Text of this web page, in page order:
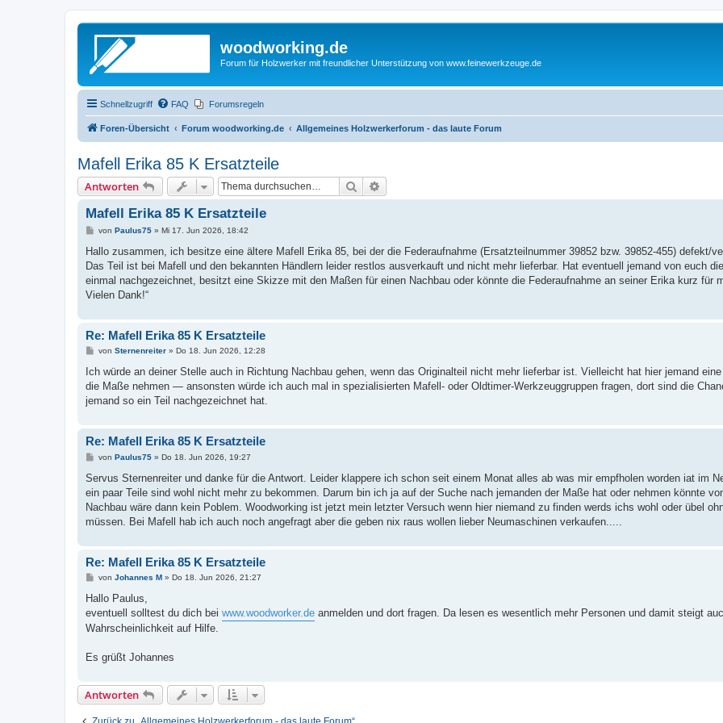
woodworking.de
Forum für Holzwerker mit freundlicher Unterstützung von www.feinewerkzeuge.de
Schnellzugriff FAQ Forumsregeln
Foren-Übersicht Forum woodworking.de Allgemeines Holzwerkerforum - das laute Forum
Mafell Erika 85 K Ersatzteile
Antworten Suche
Mafell Erika 85 K Ersatzteile
B
i
r
a
von Paulus75» Mi 17. Jun 2026, 18:42
Hallo zusammen, ich besitze eine ältere Mafell Erika 85, bei der die Federaufnahme (Ersatzteilnummer 39852 bzw. 39852-455) defekt/
Das Teil ist bei Mafell und den bekannten Händlern leider restlos ausverkauft und nicht mehr lieferbar. Hat eventuell jemand von euch
einmal nachgezeichnet, besitzt eine Skizze mit den Maßen für einen Nachbau oder könnte die Federaufnahme an seiner Erika kurz für
Vielen Dank!“
Re: Mafell Erika 85 K Ersatzteile
B
i
r
a
von Sternenreiter» Do 18. Jun 2026, 12:28
Ich würde an deiner Stelle auch in Richtung Nachbau gehen, wenn das Originalteil nicht mehr lieferbar ist. Vielleicht hat hier jemand
die Maße nehmen — ansonsten würde ich auch mal in spezialisierten Mafell- oder Oldtimer-Werkzeuggruppen fragen, dort sind die
jemand so ein Teil nachgezeichnet hat.
Re: Mafell Erika 85 K Ersatzteile
B
i
r
a
von Paulus75» Do 18. Jun 2026, 19:27
Servus Sternenreiter und danke für die Antwort. Leider klappere ich schon seit einem Monat alles ab was mir empfholen worden iat im
ein paar Teile sind wohl nicht mehr zu bekommen. Darum bin ich ja auf der Suche nach jemanden der Maße hat oder nehmen könnte
Nachbau wäre dann kein Poblem. Woodworking ist jetzt mein letzter Versuch wenn hier niemand zu finden werds ichs wohl oder übel
müssen. Bei Mafell hab ich auch noch angefragt aber die geben nix raus wollen lieber Neumaschinen verkaufen.....
Re: Mafell Erika 85 K Ersatzteile
B
i
r
a
g
von Johannes M» Do 18. Jun 2026, 21:27
Hallo Paulus,
eventuell solltest du dich bei www.woodworker.de anmelden und dort fragen. Da lesen es wesentlich mehr Personen und damit steigt
Wahrscheinlichkeit auf Hilfe.
Es grüßt Johannes
Antworten